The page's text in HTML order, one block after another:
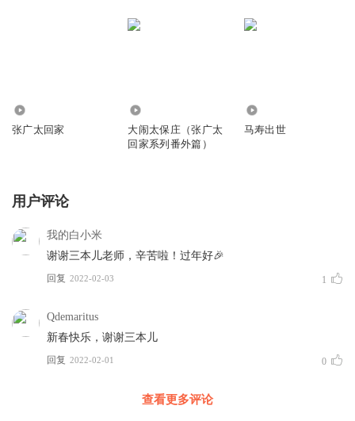
张广太回家
大闹太保庄（张广太
回家系列番外篇）
马寿出世
用户评论
我的白小米
谢谢三本儿老师，辛苦啦！过年好🎉
回复 2022-02-03 1
Qdemaritus
新春快乐，谢谢三本儿
回复 2022-02-01 0
查看更多评论